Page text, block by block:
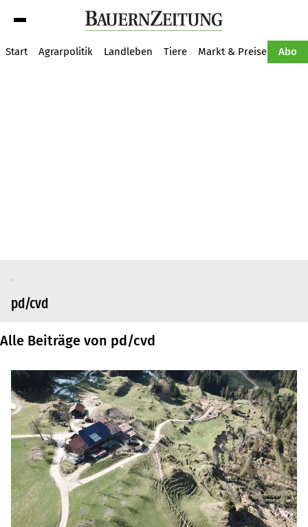
Start Agrarpolitik Landleben Tiere Markt & Preise Abo
pd/cvd
Alle Beiträge von pd/cvd